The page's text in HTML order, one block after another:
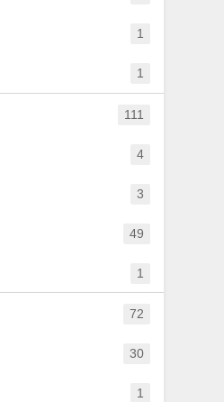
1
1
111
4
3
49
1
72
30
1